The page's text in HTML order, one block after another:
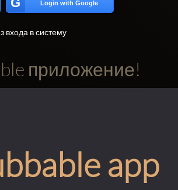
Login with Google
входа в систему
приложение!
app